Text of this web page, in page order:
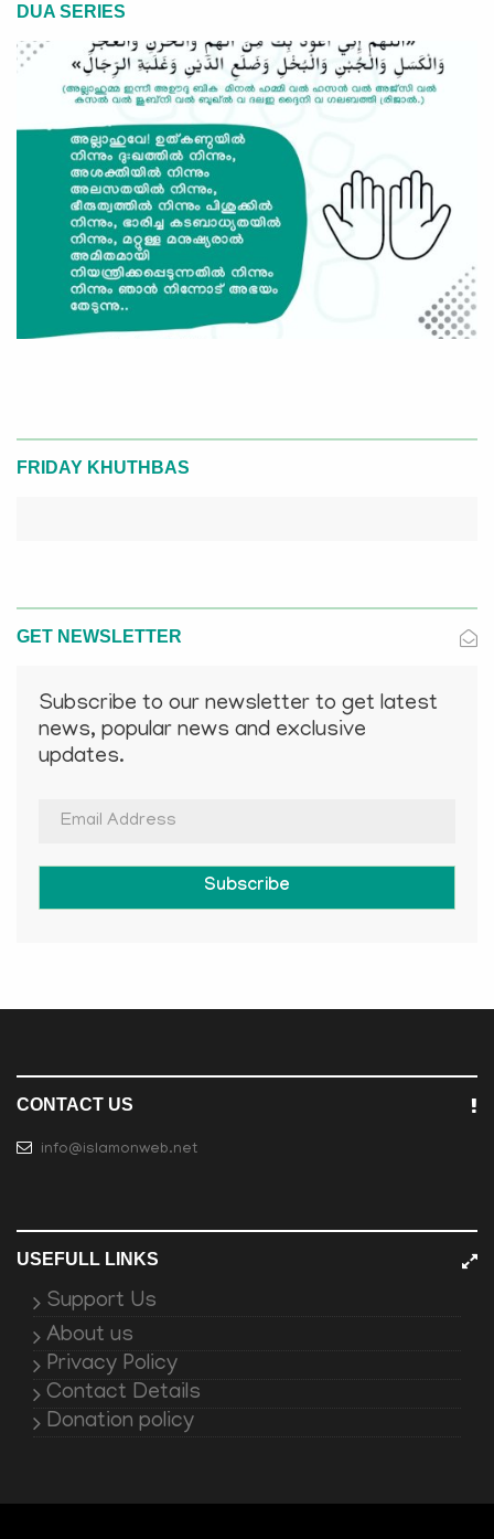
DUA SERIES
FRIDAY KHUTHBAS
GET NEWSLETTER
Subscribe to our newsletter to get latest
news, popular news and exclusive
updates.
Subscribe
CONTACT US
info@islamonweb.net
USEFULL LINKS
Support Us
About us
Privacy Policy
Contact Details
Donation policy